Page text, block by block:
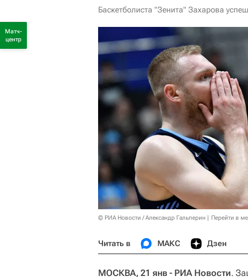
Баскетболиста "Зенита" Захарова
© РИА Новости / Александр Гальперин Перейти в
Читать в МАКС Дзен
МОСКВА, 21 янв - РИА Новости.
Матч-
центр